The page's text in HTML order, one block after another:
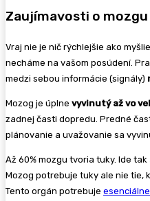
Zaujímavosti o mozgu
Vraj nie je nič rýchlejšie ako
necháme na vašom posúdení.
medzi sebou informácie (signály)
Mozog je úplne vyvinutý až vo
zadnej časti dopredu. Predné
plánovanie a uvažovanie sa
Až 60% mozgu tvoria tuky. Ide tak
Mozog potrebuje tuky ale nie tie,
Tento orgán potrebuje